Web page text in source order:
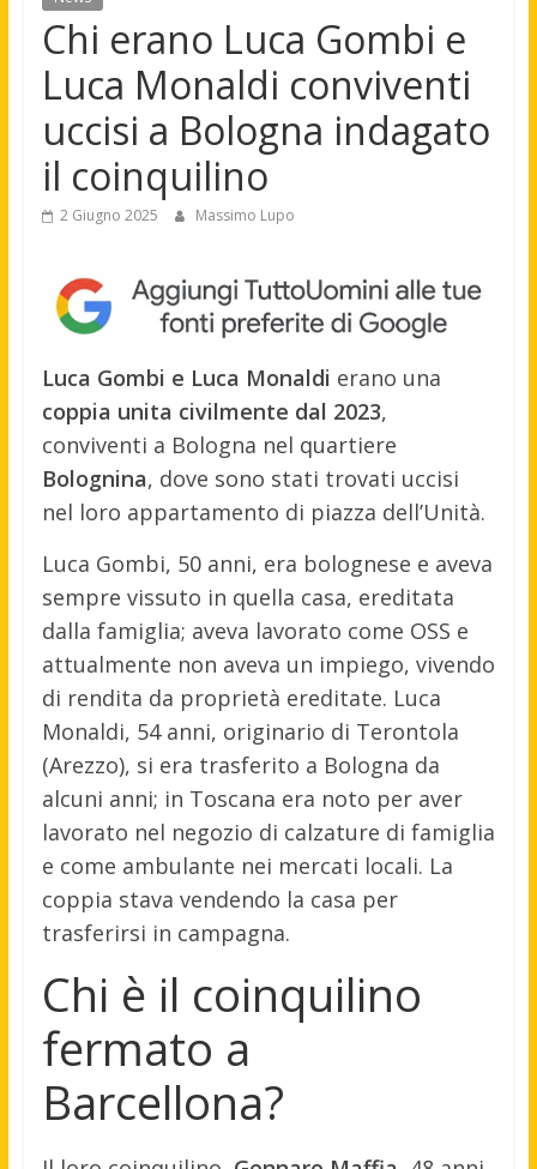
Chi erano Luca Gombi e
Luca Monaldi conviventi
uccisi a Bologna indagato
il coinquilino
2 Giugno 2025 Massimo Lupo
Luca Gombi e Luca Monaldi erano una
coppia unita civilmente dal 2023,
conviventi a Bologna nel quartiere
Bolognina, dove sono stati trovati uccisi
nel loro appartamento di piazza dell’Unità.
Luca Gombi, 50 anni, era bolognese e aveva
sempre vissuto in quella casa, ereditata
dalla famiglia; aveva lavorato come OSS e
attualmente non aveva un impiego, vivendo
di rendita da proprietà ereditate. Luca
Monaldi, 54 anni, originario di Terontola
(Arezzo), si era trasferito a Bologna da
alcuni anni; in Toscana era noto per aver
lavorato nel negozio di calzature di famiglia
e come ambulante nei mercati locali. La
coppia stava vendendo la casa per
trasferirsi in campagna.
Chi è il coinquilino
fermato a
Barcellona?